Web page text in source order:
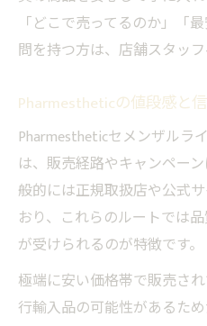
「どこで売ってるのか」「
問を持つ方は、店舗スタッ
Pharmestheticの値段感と
Pharmestheticセメンザルラ
は、販売経路やキャンペー
般的には正規取扱店や公式
おり、これらのルートでは
が受けられるのが特徴です。
極端に安い価格帯で販売さ
行輸入品の可能性があるた